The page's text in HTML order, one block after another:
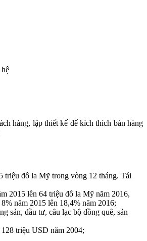
hàng, lập thiết kế để kích thích bán hàng
triệu đô la Mỹ trong vòng 12 tháng. Tái
2015 lên 64 triệu đô la Mỹ năm 2016,
năm 2015 lên 18,4% năm 2016;
sản, đầu tư, câu lạc bộ đồng quê, sản
triệu USD năm 2004;